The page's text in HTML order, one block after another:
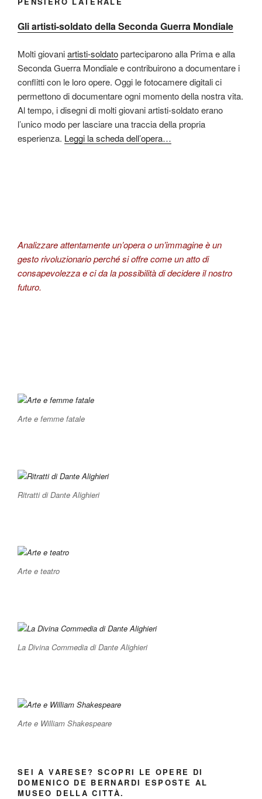
Gli artisti-soldato della Seconda Guerra Mondiale
Molti giovaniartisti-soldatoparteciparono alla Prima e alla
Seconda Guerra Mondiale e contribuirono a documentare i
conflitti con le loro opere. Oggi le fotocamere digitali ci
permettono di documentare ogni momento della nostra vita.
Al tempo, i disegni di molti giovani artisti-soldato erano
l’unico modo per lasciare una traccia della propria
esperienza. Leggi la scheda dell’opera…
Analizzare attentamente un’opera o un’immagine è un
gesto rivoluzionario perché si offre come un atto di
consapevolezza e ci da la possibilità di decidere il nostro
futuro.
Arte e femme fatale
Ritratti di Dante Alighieri
Arte e teatro
La Divina Commedia di Dante Alighieri
Arte e William Shakespeare
SEI A VARESE? SCOPRI LE OPERE DI
DOMENICO DE BERNARDI ESPOSTE AL
MUSEO DELLA CITTÀ.